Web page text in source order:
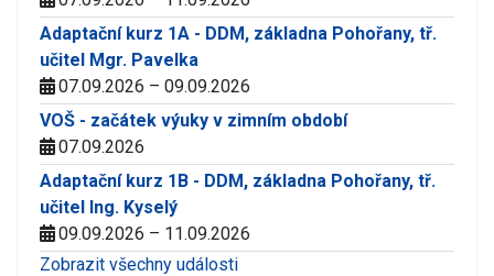
Adaptační kurz 1A - DDM, základna Pohořany, tř.
učitel Mgr. Pavelka
07.09.2026 – 09.09.2026
VOŠ - začátek výuky v zimním období
07.09.2026
Adaptační kurz 1B - DDM, základna Pohořany, tř.
učitel Ing. Kyselý
09.09.2026 – 11.09.2026
Zobrazit všechny události